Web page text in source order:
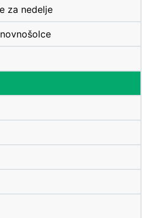
za nedelje